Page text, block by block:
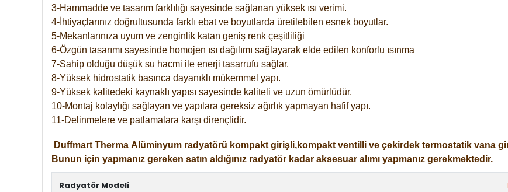
3-Hammadde ve tasarım farklılığı sayesinde sağlanan yüksek ısı verimi.
4-İhtiyaçlarınız doğrultusunda farklı ebat ve boyutlarda üretilebilen esnek boyutlar.
5-Mekanlarınıza uyum ve zenginlik katan geniş renk çeşitliliği
6-Özgün tasarımı sayesinde homojen ısı dağılımı sağlayarak elde edilen konforlu ısınma
7-Sahip olduğu düşük su hacmi ile enerji tasarrufu sağlar.
8-Yüksek hidrostatik basınca dayanıklı mükemmel yapı.
9-Yüksek kalitedeki kaynaklı yapısı sayesinde kaliteli ve uzun ömürlüdür.
10-Montaj kolaylığı sağlayan ve yapılara gereksiz ağırlık yapmayan hafif yapı.
11-Delinmelere ve patlamalara karşı dirençlidir.
Duffmart Therma Alüminyum radyatörü kompakt girişli,kompakt ventilli ve çekirdek termostatik vana
Bunun için yapmanız gereken satın aldığınız radyatör kadar aksesuar alımı yapmanız gerekmektedir.
Radyatör Modeli